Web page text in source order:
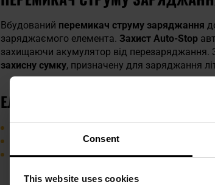
Consent
This website uses cookies
Вбудований перемикач струму заряджання
заряджаємого елемента. Захист Auto-Stop
захищаючи акумулятор від перезаряджання.
захисну сумку, призначену для заряджання
ЕЛЕМЕНТИ НАБОРУ
кабель живлення
зарядні кабелі з роз'ємом Tamiya малий